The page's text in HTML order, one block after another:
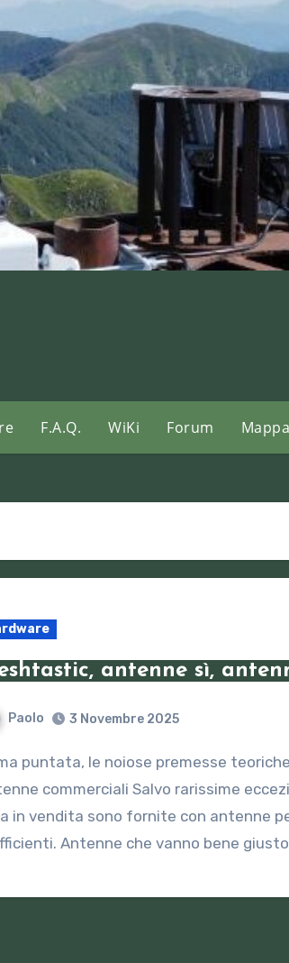
F.A.Q. WiKi Forum
antenne sì,
Paolo 3 Novembre 2025
commerciali Salvo rarissime
in vendita sono fornite con antenne
Antenne che vanno bene